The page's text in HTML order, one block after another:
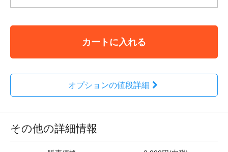
カートに入れる
オプションの値段詳細
その他の詳細情報